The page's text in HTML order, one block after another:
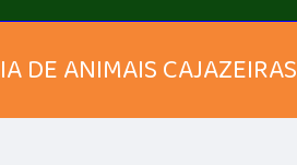
DE ANIMAIS CAJAZEIRAS